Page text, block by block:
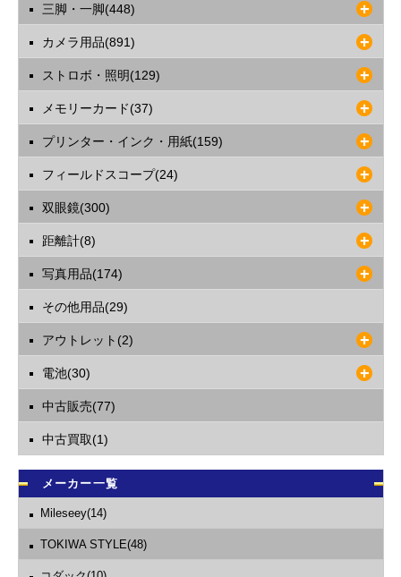
三脚・一脚(448)
カメラ用品(891)
ストロボ・照明(129)
メモリーカード(37)
プリンター・インク・用紙(159)
フィールドスコープ(24)
双眼鏡(300)
距離計(8)
写真用品(174)
その他用品(29)
アウトレット(2)
電池(30)
中古販売(77)
中古買取(1)
メーカー一覧
Mileseey(14)
TOKIWA STYLE(48)